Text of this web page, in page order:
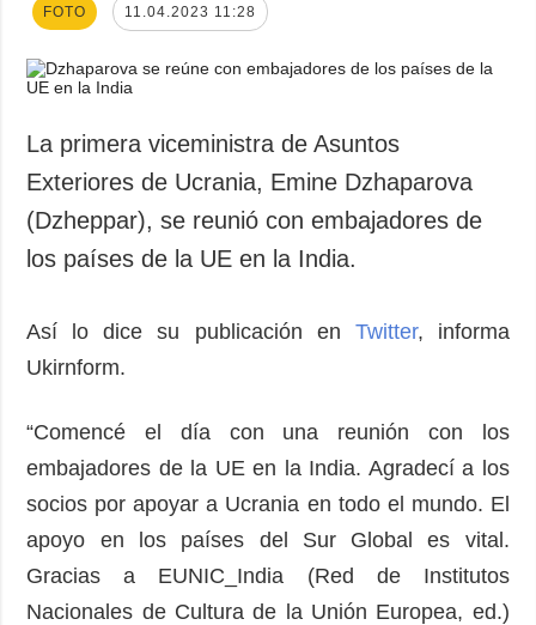
Reconstrucción
Política
Defensa
Sociedad y
Cultura
Deportes
Desastres y
emergencias
privacidad y
protección de
datos personales
Podcasts
Publicaciones
Entrevistas
Fotos
Video
Suscripción
Banco de
imágenes
FOTO 11.04.2023 11:28
La primera viceministra de Asuntos
Exteriores de Ucrania, Emine Dzhaparova
(Dzheppar), se reunió con embajadores de
los países de la UE en la India.
Así lo dice su publicación en Twitter, informa
Ukirnform.
“Comencé el día con una reunión con los
embajadores de la UE en la India. Agradecí a los
socios por apoyar a Ucrania en todo el mundo. El
apoyo en los países del Sur Global es vital.
Gracias a EUNIC_India (Red de Institutos
Nacionales de Cultura de la Unión Europea, ed.)